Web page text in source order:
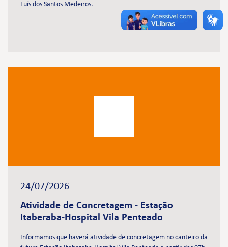
Luís dos Santos Medeiros.
24/07/2026
Atividade de Concretagem - Estação
Itaberaba-Hospital Vila Penteado
Informamos que haverá atividade de concretagem no canteiro da